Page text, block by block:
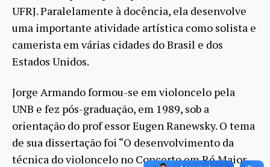
UFRJ. Paralelamente à docência, ela desenvolve
uma importante atividade artística como solista e
camerista em várias cidades do Brasil e dos
Estados Unidos.
Jorge Armando formou-se em violoncelo pela
UNB e fez pós-graduação, em 1989, sob a
orientação do prof essor Eugen Ranewsky. O tema
de sua dissertação foi “O desenvolvimento da
técnica do violoncelo no Concerto em Ré Maior